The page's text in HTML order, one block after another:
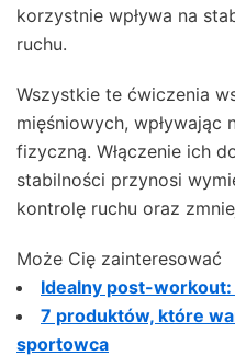
korzystnie wpływa na
ruchu.
Wszystkie te ćwiczenia
mięśniowych, wpływając
fizyczną. Włączenie ich
stabilności przynosi
kontrolę ruchu oraz
Może Cię zainteresować
Idealny post-
7 produktów, które
sportowca